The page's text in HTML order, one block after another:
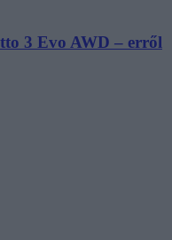
3 Evo AWD – erről